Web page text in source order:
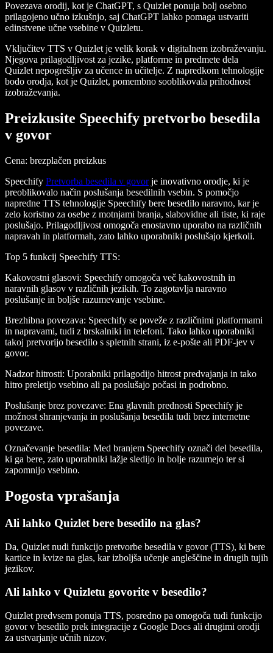
Povezava orodij, kot je ChatGPT, s Quizlet ponuja bolj osebno
prilagojeno učno izkušnjo, saj ChatGPT lahko pomaga ustvariti
edinstvene učne vsebine v Quizletu.
Vključitev TTS v Quizlet je velik korak v digitalnem izobraževanju.
Njegova prilagodljivost za jezike, platforme in predmete dela
Quizlet nepogrešljiv za učence in učitelje. Z napredkom tehnologije
bodo orodja, kot je Quizlet, pomembno sooblikovala prihodnost
izobraževanja.
Preizkusite Speechify pretvorbo besedila
v govor
Cena: brezplačen preizkus
Speechify Pretvorba besedila v govorje inovativno orodje, ki je
preoblikovalo način poslušanja besedilnih vsebin. S pomočjo
napredne TTS tehnologije Speechify bere besedilo naravno, kar je
zelo koristno za osebe z motnjami branja, slabovidne ali tiste, ki raje
poslušajo. Prilagodljivost omogoča enostavno uporabo na različnih
napravah in platformah, zato lahko uporabniki poslušajo kjerkoli.
Top 5 funkcij Speechify TTS:
Kakovostni glasovi: Speechify omogoča več kakovostnih in
naravnih glasov v različnih jezikih. To zagotavlja naravno
poslušanje in boljše razumevanje vsebine.
Brezhibna povezava: Speechify se poveže z različnimi platformami
in napravami, tudi z brskalniki in telefoni. Tako lahko uporabniki
takoj pretvorijo besedilo s spletnih strani, iz e-pošte ali PDF-jev v
govor.
Nadzor hitrosti: Uporabniki prilagodijo hitrost predvajanja in tako
hitro preletijo vsebino ali pa poslušajo počasi in podrobno.
Poslušanje brez povezave: Ena glavnih prednosti Speechify je
možnost shranjevanja in poslušanja besedila tudi brez internetne
povezave.
Označevanje besedila: Med branjem Speechify označi del besedila,
ki ga bere, zato uporabniki lažje sledijo in bolje razumejo ter si
zapomnijo vsebino.
Pogosta vprašanja
Ali lahko Quizlet bere besedilo na glas?
Da, Quizlet nudi funkcijo pretvorbe besedila v govor (TTS), ki bere
kartice in kvize na glas, kar izboljša učenje angleščine in drugih tujih
jezikov.
Ali lahko v Quizletu govorite v besedilo?
Quizlet predvsem ponuja TTS, posredno pa omogoča tudi funkcijo
govor v besedilo prek integracije z Google Docs ali drugimi orodji
za ustvarjanje učnih nizov.